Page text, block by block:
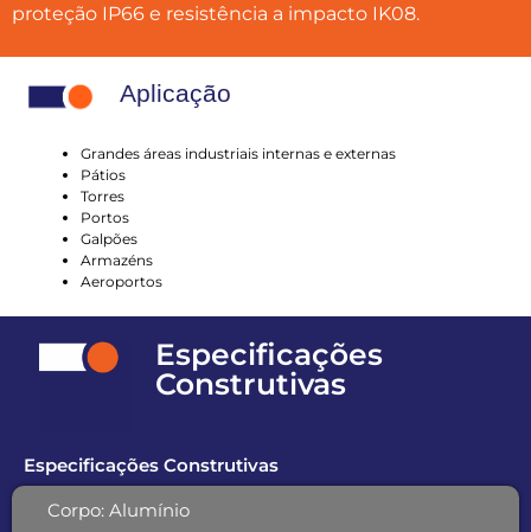
proteção IP66 e resistência a impacto IK08.
Aplicação
Grandes áreas industriais internas e externas
Pátios
Torres
Portos
Galpões
Armazéns
Aeroportos
Especificações
Construtivas
Especificações Construtivas
Corpo: Alumínio